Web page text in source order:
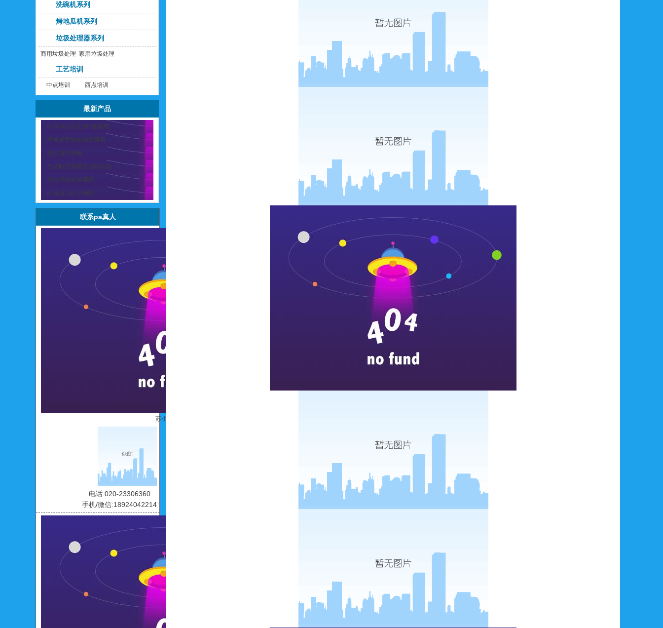
洗碗机系列
烤地瓜机系列
垃圾处理器系列
商用垃圾处理
器
家用垃圾处理
工艺培训
中点培训 西点培训
最新产品
xz-30tcp台式300智能电
座地式智能电磁炒菜机
自动搅拌炒锅
台式触屏智能电磁炒菜机
单边座地式炒菜机
xz-dg1200-大锅灶
联系pa真人
苏小碧
电话:020-23306360
手机/微信:18924042214